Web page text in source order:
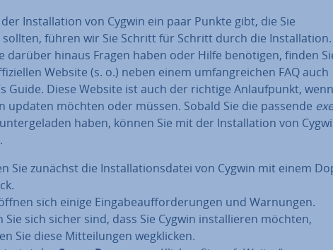
In­stal­la­ti­on von Cygwin ein paar Punkte gibt, die Sie
sollten, führen wir Sie Schritt für Schritt durch die In­stal­la­ti­on.
darüber hinaus Fragen haben oder Hilfe benötigen, finden
Website (s. o.) neben einem um­fang­rei­chen FAQ auch
Guide. Diese Website ist auch der richtige An­lauf­punkt, wenn
updaten möchten oder müssen. Sobald Sie die passende exe
haben, können Sie mit der In­stal­la­ti­on von
Sie zunächst die In­stal­la­ti­ons­da­tei von Cygwin mit einem
sich einige Ein­ga­be­auf­for­de­run­gen und Warnungen.
Sie sich sicher sind, dass Sie Cygwin in­stal­lie­ren möchten,
Sie diese Mit­tei­lun­gen weg­kli­cken.